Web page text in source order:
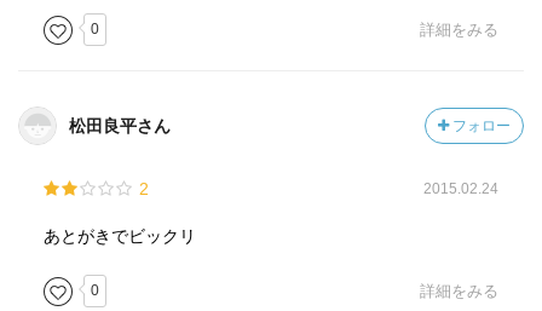
0 詳細をみる
松田良平さん フォロー
2 2015.02.24
あとがきでビックリ
0 詳細をみる